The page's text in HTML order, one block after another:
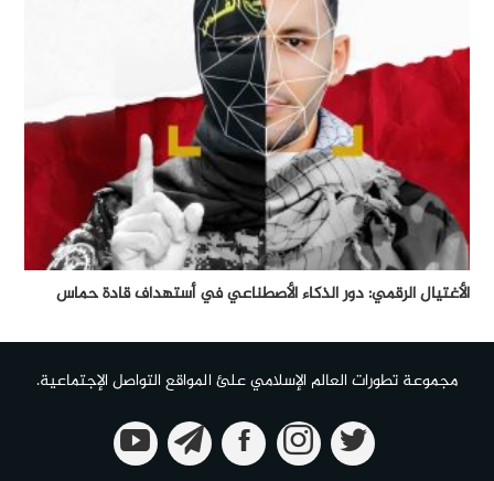
الأغتيال الرقمي: دور الذكاء الأصطناعي في أستهداف قادة حماس
مجموعة تطورات العالم الإسلامي علئ المواقع التواصل الإجتماعية.